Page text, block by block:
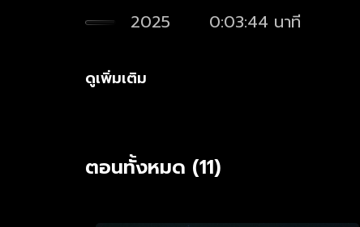
2025 0:03:44 นาที
ดูเพิ่มเติม
ตอนทั้งหมด (11)